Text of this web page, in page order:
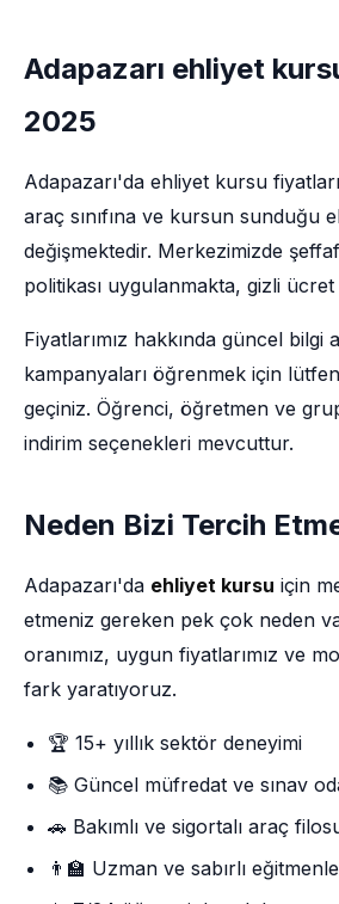
Adapazarı ehliyet
2025
Adapazarı'da ehliyet kursu
araç sınıfına ve kursun sunduğu
değişmektedir. Merkezimizde
politikası uygulanmakta, gizli ücret
Fiyatlarımız hakkında güncel bilgi
kampanyaları öğrenmek için
geçiniz. Öğrenci, öğretmen ve
indirim seçenekleri mevcuttur.
Neden Bizi Tercih
Adapazarı'da ehliyet kursu için
etmeniz gereken pek çok neden
oranımız, uygun fiyatlarımız ve
fark yaratıyoruz.
🏆 15+ yıllık sektör deneyimi
📚 Güncel müfredat ve sınav
🚗 Bakımlı ve sigortalı araç
👨‍🏫 Uzman ve sabırlı